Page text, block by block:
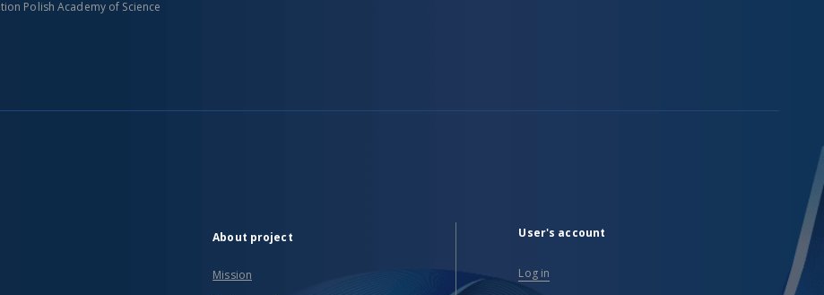
Polish Academy of Science
About project
Mission
User's account
Log in